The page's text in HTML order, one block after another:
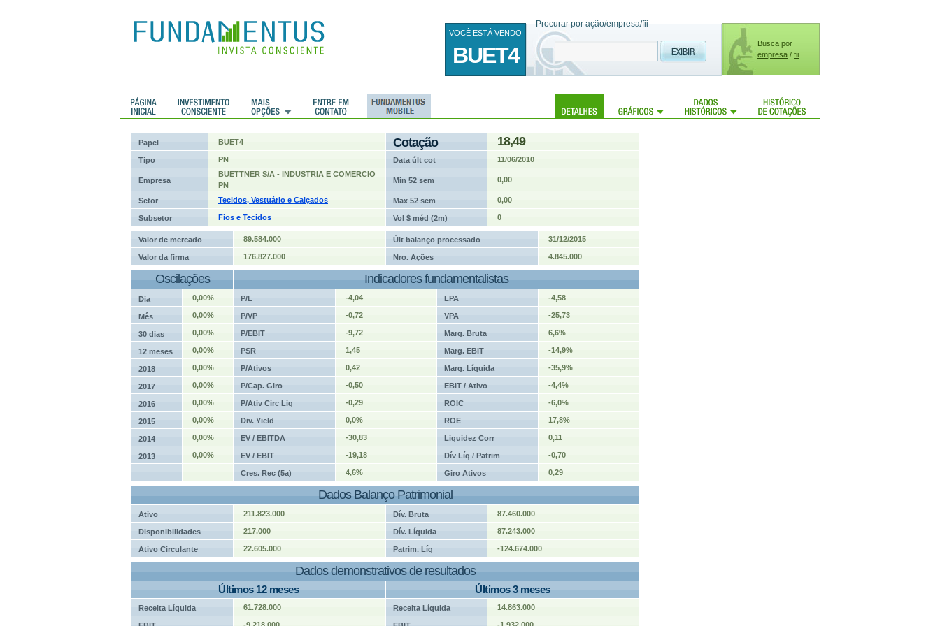
Busca por
empresa / fii
Procurar por ação/empresa/fii
VOCÊ ESTÁ VENDO
BUET4
Histórico de cotações
Papel BUET4 Cotação 18,49
Tipo PN Data últ cot 11/06/2010
Empresa
BUETTNER S/A - INDUSTRIA E COMERCIO
PN
Min 52 sem 0,00
Setor Tecidos, Vestuário e Calçados Max 52 sem 0,00
Subsetor Fios e Tecidos Vol $ méd (2m) 0
Valor de mercado 89.584.000 Últ balanço processado 31/12/2015
Valor da firma 176.827.000 Nro. Ações 4.845.000
Oscilações Indicadores fundamentalistas
Dia 0,00% P/L -4,04 LPA -4,58
Mês 0,00% P/VP -0,72 VPA -25,73
30 dias 0,00% P/EBIT -9,72 Marg. Bruta 6,6%
12 meses 0,00% PSR 1,45 Marg. EBIT -14,9%
2018 0,00% P/Ativos 0,42 Marg. Líquida -35,9%
2017 0,00% P/Cap. Giro -0,50 EBIT / Ativo -4,4%
2016 0,00% P/Ativ Circ Liq -0,29 ROIC -6,0%
2015 0,00% Div. Yield 0,0% ROE 17,8%
2014 0,00% EV / EBITDA -30,83 Liquidez Corr 0,11
2013 0,00% EV / EBIT -19,18 Dív Líq / Patrim -0,70
Cres. Rec (5a) 4,6% Giro Ativos 0,29
Dados Balanço Patrimonial
Ativo 211.823.000 Dív. Bruta 87.460.000
Disponibilidades 217.000 Dív. Líquida 87.243.000
Ativo Circulante 22.605.000 Patrim. Líq -124.674.000
Dados demonstrativos de resultados
Últimos 12 meses Últimos 3 meses
Receita Líquida 61.728.000 Receita Líquida 14.863.000